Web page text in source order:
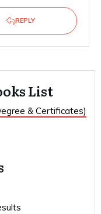
REPLY
List
& Certificates)